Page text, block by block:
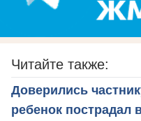
Читайте также:
Доверились
ребенок пострадал